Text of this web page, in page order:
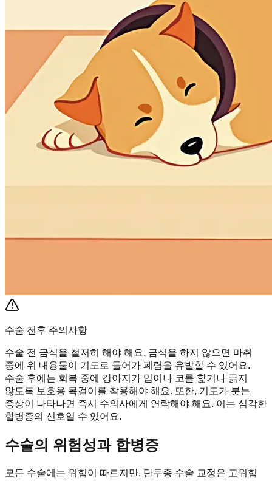
수술 전후 주의사항
수술 전 금식을 철저히 해야 해요. 금식을 하지 않으면 마취
중에 위 내용물이 기도로 들어가 폐렴을 유발할 수 있어요.
수술 후에는 회복 중에 강아지가 입이나 코를 핥거나 긁지
않도록 보호용 목걸이를 착용해야 해요. 또한, 기도가 붓는
증상이 나타나면 즉시 수의사에게 연락해야 해요. 이는 심각한
합병증의 신호일 수 있어요.
수술의 위험성과 합병증
모든 수술에는 위험이 따르지만, 단두종 수술 교정은 고위험